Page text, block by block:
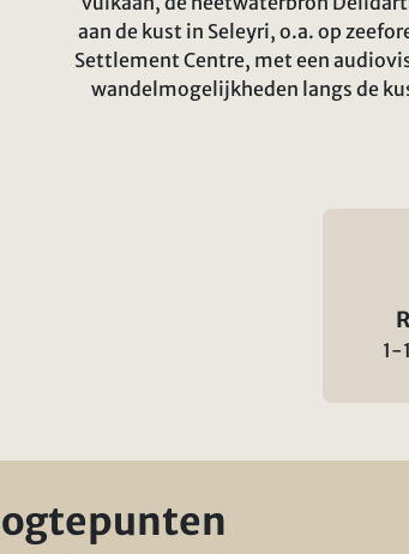
aan de kust in Seleyri, o.a. op
Settlement Centre, met een
wandelmogelijkheden langs de
1-